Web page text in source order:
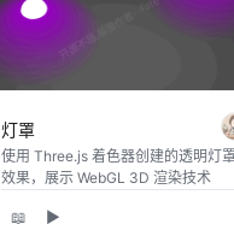
灯罩
使用 Three.js 着色器创建的透明灯
效果，展示 WebGL 3D 渲染技术
📖 ▶